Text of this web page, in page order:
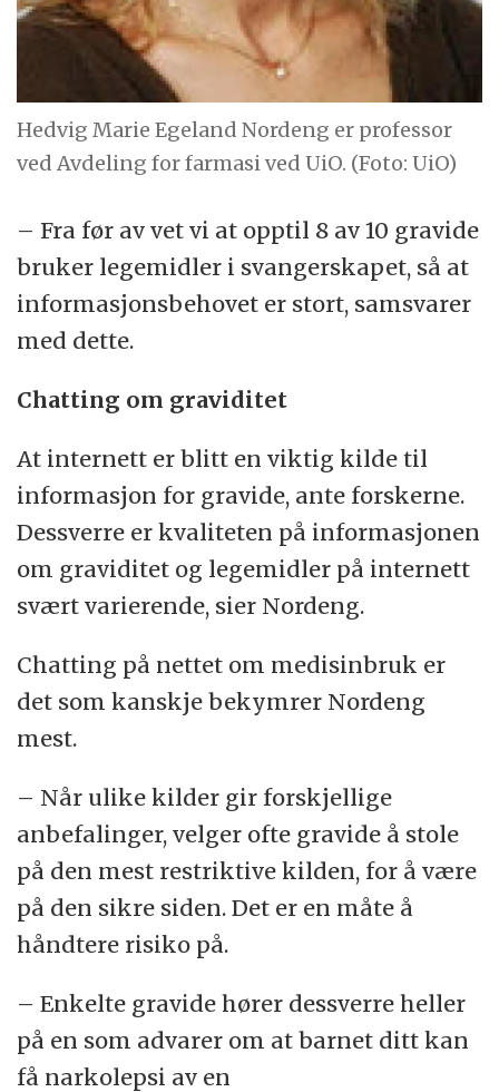
Hedvig Marie Egeland Nordeng er professor
ved Avdeling for farmasi ved UiO. (Foto: UiO)
– Fra før av vet vi at opptil 8 av 10 gravide
bruker legemidler i svangerskapet, så at
informasjonsbehovet er stort, samsvarer
med dette.
Chatting om graviditet
At internett er blitt en viktig kilde til
informasjon for gravide, ante forskerne.
Dessverre er kvaliteten på informasjonen
om graviditet og legemidler på internett
svært varierende, sier Nordeng.
Chatting på nettet om medisinbruk er
det som kanskje bekymrer Nordeng
mest.
– Når ulike kilder gir forskjellige
anbefalinger, velger ofte gravide å stole
på den mest restriktive kilden, for å være
på den sikre siden. Det er en måte å
håndtere risiko på.
– Enkelte gravide hører dessverre heller
på en som advarer om at barnet ditt kan
få narkolepsi av en